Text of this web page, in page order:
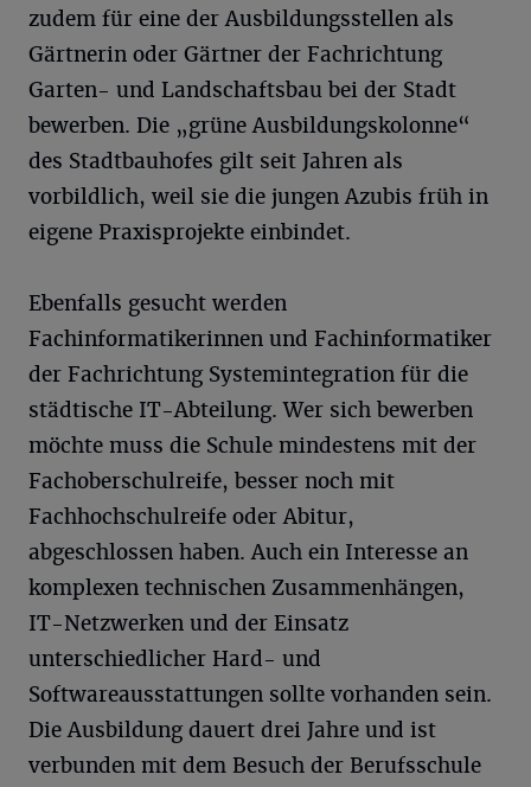
zudem für eine der Ausbildungsstellen als
Gärtnerin oder Gärtner der Fachrichtung
Garten- und Landschaftsbau bei der Stadt
bewerben. Die „grüne Ausbildungskolonne“
des Stadtbauhofes gilt seit Jahren als
vorbildlich, weil sie die jungen Azubis früh in
eigene Praxisprojekte einbindet.
Ebenfalls gesucht werden
Fachinformatikerinnen und Fachinformatiker
der Fachrichtung Systemintegration für die
städtische IT-Abteilung. Wer sich bewerben
möchte muss die Schule mindestens mit der
Fachoberschulreife, besser noch mit
Fachhochschulreife oder Abitur,
abgeschlossen haben. Auch ein Interesse an
komplexen technischen Zusammenhängen,
IT-Netzwerken und der Einsatz
unterschiedlicher Hard- und
Softwareausstattungen sollte vorhanden sein.
Die Ausbildung dauert drei Jahre und ist
verbunden mit dem Besuch der Berufsschule